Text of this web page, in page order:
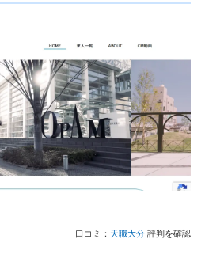
口コミ： 天職大分 評判を確認